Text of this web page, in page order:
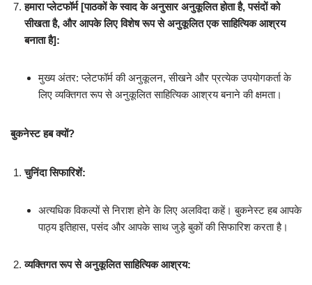
हमारा प्लेटफॉर्म [पाठकों के स्वाद के अनुसार अनुकूलित होता है, पसंदों को
सीखता है, और आपके लिए विशेष रूप से अनुकूलित एक साहित्यिक आश्रय
बनाता है]:
मुख्य अंतर: प्लेटफॉर्म की अनुकूलन, सीखने और प्रत्येक उपयोगकर्ता के
लिए व्यक्तिगत रूप से अनुकूलित साहित्यिक आश्रय बनाने की क्षमता।
बुकनेस्ट हब क्यों?
चुनिंदा सिफारिशें:
अत्यधिक विकल्पों से निराश होने के लिए अलविदा कहें। बुकनेस्ट हब आपके
पाठ्य इतिहास, पसंद और आपके साथ जुड़े बुकों की सिफारिश करता है।
व्यक्तिगत रूप से अनुकूलित साहित्यिक आश्रय: